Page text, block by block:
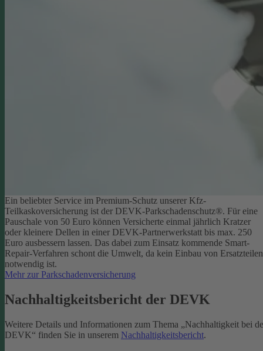
Ein beliebter Service im Premium-Schutz unserer Kfz-
Teilkaskoversicherung ist der DEVK-Parkschadenschutz®. Für eine
Pauschale von 50 Euro können Versicherte einmal jährlich Kratzer
oder kleinere Dellen in einer DEVK-Partnerwerkstatt bis max. 250
Euro ausbessern lassen. Das dabei zum Einsatz kommende Smart-
Repair-Verfahren schont die Umwelt, da kein Einbau von Ersatzteilen
notwendig ist.
Mehr zur Parkschadenversicherung
Nachhaltigkeitsbericht der DEVK
Weitere Details und Informationen zum Thema „Nachhaltigkeit bei
DEVK“ finden Sie in unserem Nachhaltigkeitsbericht.